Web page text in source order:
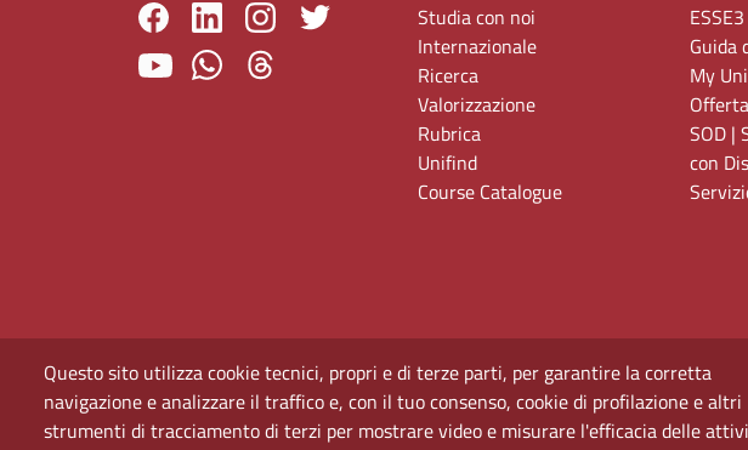
Questo sito utilizza cookie tecnici, propri e di terze parti, per garantire la corretta
navigazione e analizzare il traffico e, con il tuo consenso, cookie di profilazione e altri
strumenti di tracciamento di terzi per mostrare video e misurare l'efficacia delle
Studia con noi
Internazionale
Ricerca
Valorizzazione
Rubrica
Unifind
Course Catalogue
Guida
My
SOD |
con